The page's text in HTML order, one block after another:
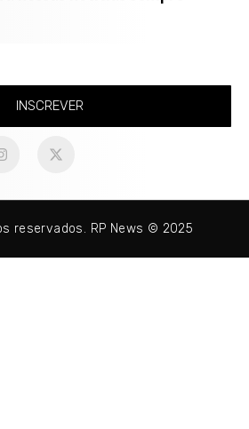
INSCREVER
reservados. RP News © 2025